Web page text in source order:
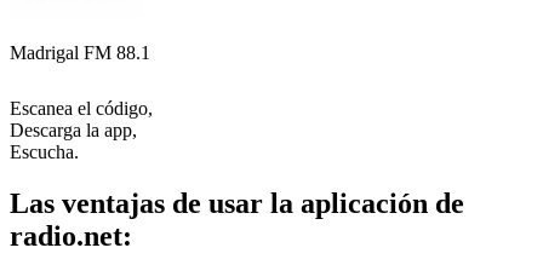
Madrigal FM 88.1
Escanea el código,
Descarga la app,
Escucha.
Las ventajas de usar la aplicación de
radio.net: